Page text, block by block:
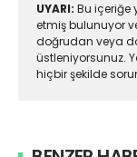
UYARI: Bu içeriğe
etmiş bulunuyor
doğrudan veya
üstleniyorsunuz.
hiçbir şekilde